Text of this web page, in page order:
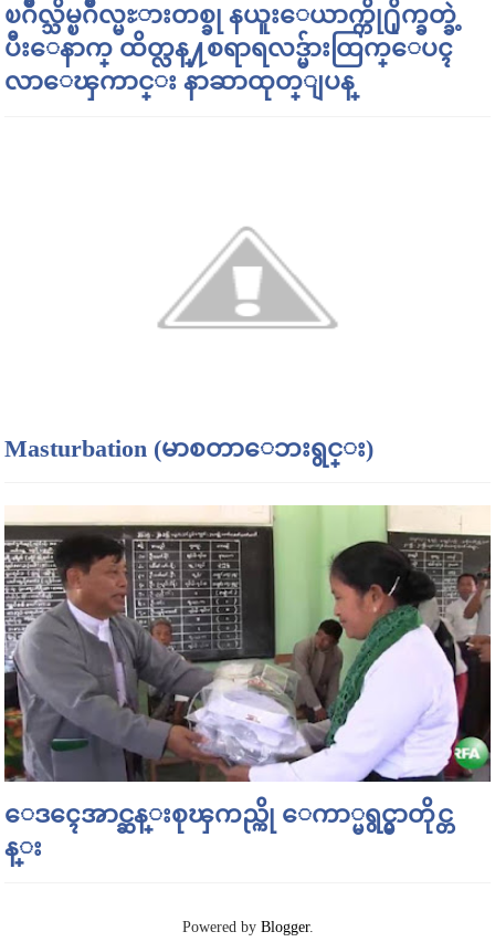
ၿဂိဳလ္သိမ္ၿဂိဳလ္မႊားတစ္ခု နယူးေယာက္ကို႐ိုက္ခတ္ခဲ့
ပီးေနာက္ ထိတ္လန္႔စရာရလဒ္မ်ားထြက္ေပၚ
လာေၾကာင္း နာဆာထုတ္ျပန္
Masturbation (မာစတာေဘးရွင္း)
ေဒၚေအာင္ဆန္းစုၾကည္ကို ေကာ္မရွင္မွာတိုင္တ
န္း
Powered by Blogger.